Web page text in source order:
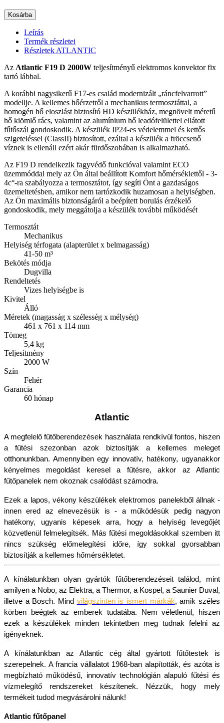
Kosárba
Leírás
Termék részletei
Részletek ATLANTIC
Az Atlantic F19 D 2000W teljesítményű elektromos konvektor fix
tartó lábbal.
A korábbi nagysikerű F17-es család modernizált „ráncfelvarrott”
modellje. A kellemes hőérzetről a mechanikus termosztáttal, a
homogén hő eloszlást biztosító HD készülékház, megnövelt méretű
hő kiömlő rács, valamint az alumínium hő leadófelülettel ellátott
fűtőszál gondoskodik. A készülék IP24-es védelemmel és kettős
szigeteléssel (ClassII) biztosított, ezáltal a készülék a fröccsenő
víznek is ellenáll ezért akár fürdőszobában is alkalmazható.
Az F19 D rendelkezik fagyvédő funkcióval valamint ECO
üzemmóddal mely az Ön által beállított Komfort hőmérséklettől - 3-
4c°-ra szabályozza a termosztátot, így segíti Önt a gazdaságos
üzemeltetésben, amikor nem tartózkodik huzamosan a helyiségben.
Az Ön maximális biztonságáról a beépített borulás érzékelő
gondoskodik, mely meggátolja a készülék további működését
Termosztát
Mechanikus
Helyiség térfogata (alapterület x belmagasság)
41-50 m³
Bekötés módja
Dugvilla
Rendeltetés
Vizes helyiségbe is
Kivitel
Álló
Méretek (magasság x szélesség x mélység)
461 x 761 x 114 mm
Tömeg
5,4 kg
Teljesítmény
2000 W
Szín
Fehér
Garancia
60 hónap
Atlantic
A megfelelő fűtőberendezések használata rendkívül fontos, hiszen
a fűtési szezonban azok biztosítják a kellemes meleget
otthonunkban. Amennyiben egy innovatív, hatékony, ugyanakkor
kényelmes megoldást keresel a fűtésre, akkor az Atlantic
fűtőpanelek nem okoznak csalódást számodra.
Ezek a lapos, vékony készülékek elektromos panelekből állnak -
innen ered az elnevezésük is - a működésük pedig nagyon
hatékony, ugyanis képesek arra, hogy a helyiség levegőjét
közvetlenül felmelegítsék. Más fűtési megoldásokkal szemben itt
nincs szükség előmelegítési időre, így sokkal gyorsabban
biztosítják a kellemes hőmérsékletet.
A kínálatunkban olyan gyártók fűtőberendezéseit találod, mint
amilyen a Nobo, az Elektra, a Thermor, a Kospel, a Saunier Duval,
illetve a Bosch. Mind világszinten is ismert márkák, amik széles
körben beégtek az emberek tudatába. Nem véletlenül, hiszen
ezek a készülékek minden tekintetben meg tudnak felelni az
igényeknek.
A kínálatunkban az Atlantic cég által gyártott fűtőtestek is
szerepelnek. A francia vállalatot 1968-ban alapították, és azóta is
megbízható működésű, innovatív technológián alapuló fűtési és
vízmelegítő rendszereket készítenek. Nézzük, hogy mely
termékeit tudod megvásárolni nálunk!
Atlantic fűtőpanel